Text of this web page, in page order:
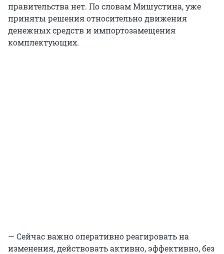
правительства нет. По словам Мишустина, уже
приняты решения относительно движения
денежных средств и импортозамещения
комплектующих.
— Сейчас важно оперативно реагировать на
изменения, действовать активно, эффективно, без